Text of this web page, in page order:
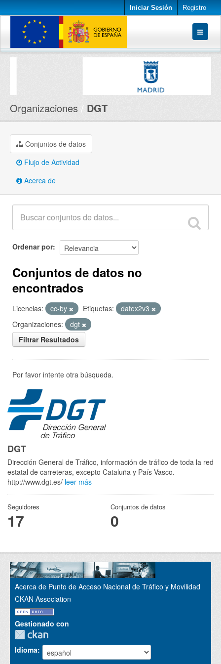
Iniciar Sesión Registro
Conjuntos de datos
Organizaciones DGT
Conjuntos de datos
Flujo de Actividad
Acerca de
Ordenar por
Conjuntos de datos no
encontrados
Licencias: cc-by Etiquetas:
datex2v3
Organizaciones:
dgt
Filtrar Resultados
Por favor intente otra búsqueda.
DGT
Dirección General de Tráfico, información de tráfico de toda la red
estatal de carreteras, excepto Cataluña y País Vasco.
http://www.dgt.es/ leer más
Seguidores
17
Conjuntos de datos
0
Acerca de Punto de Acceso Nacional de Tráfico y Movilidad
CKAN Association
Gestionado con
Idioma